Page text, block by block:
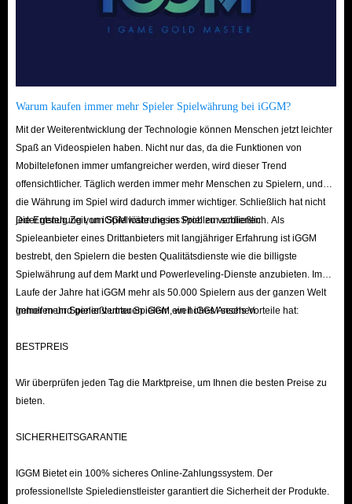
Seltenheitsstufen unterteilt: Gewöhnlich (weiß), Selten (blau), Verflucht
(lila) und Einzigartig (gold). Jeder Spieler erhält unterschiedliche
Gewöhnlich (weiß):Keine inhärenten Verzauberungen oder
Edelsteinplätze, aber in hohem Maße anpassbar.
Selten (blau):Besitzt eine Basisverzauberung und einen Edelsteinplatz.
Verflucht (lila):Bietet mächtige, einzigartige oder signifikante positive
(Debuffs) mit sich.
Einzigartig (gold):Besitzt exklusive, nicht verzauberbare Attribute
und einen Edelsteinplatz.
Hauptausrüstungstypen
Waffen:Vielfältige Typen wie Dolchpaare, Claymores, Kurzschwerter,
einzigartigen Angriffsstil.
Verteidigung und Resistenzen.
können, um den Spielern verschiedene Buffs zu verleihen.
und es Spielern ermöglichen, eine Vielzahl unterschiedlicher
Warum kaufen immer mehr Spieler Spielwährung bei iGGM?
Mit der Weiterentwicklung der Technologie können Menschen jetzt leichter
Spaß an Videospielen haben. Nicht nur das, da die Funktionen von
Mobiltelefonen immer umfangreicher werden, wird dieser Trend
offensichtlicher. Täglich werden immer mehr Menschen zu Spielern, und
die Währung im Spiel wird dadurch immer wichtiger. Schließlich hat nicht
jeder genug Zeit, um Spielwährung im Spiel zu verdienen.
Die Entstehung von iGGM löste dieses Problem schließlich. Als
Spieleanbieter eines Drittanbieters mit langjähriger Erfahrung ist iGGM
bestrebt, den Spielern die besten Qualitätsdienste wie die billigste
Spielwährung auf dem Markt und Powerleveling-Dienste anzubieten. Im
Laufe der Jahre hat iGGM mehr als 50.000 Spielern aus der ganzen Welt
geholfen und genießt unter Spielern ein hohes Ansehen.
Immer mehr Spieler vertrauen iGGM, weil iGGM sechs Vorteile hat:
BESTPREIS
Wir überprüfen jeden Tag die Marktpreise, um Ihnen die besten Preise zu
bieten.
SICHERHEITSGARANTIE
IGGM Bietet ein 100% sicheres Online-Zahlungssystem. Der
professionellste Spieledienstleister garantiert die Sicherheit der Produkte.